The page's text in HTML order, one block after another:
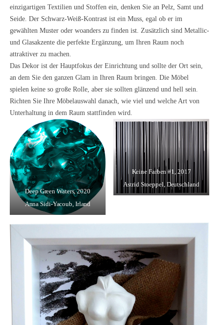
einzigartigen Textilien und Stoffen ein, denken Sie an Pelz, Samt und
Seide. Der Schwarz-Weiß-Kontrast ist ein Muss, egal ob er im
gewählten Muster oder woanders zu finden ist. Zusätzlich sind Metallic-
und Glasakzente die perfekte Ergänzung, um Ihren Raum noch
attraktiver zu machen.
Das Dekor ist der Hauptfokus der Einrichtung und sollte der Ort sein,
an dem Sie den ganzen Glam in Ihren Raum bringen. Die Möbel
spielen keine so große Rolle, aber sie sollten glänzend und hell sein.
Richten Sie Ihre Möbelauswahl danach, wie viel und welche Art von
Unterhaltung in dem Raum stattfinden wird.
Deep Green Waters, 2020
Anna Sidi-Yacoub, Irland
Keine Farben #1, 2017
Astrid Stoeppel, Deutschland